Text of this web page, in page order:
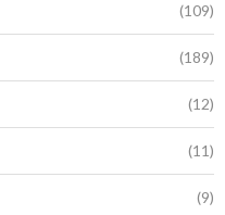
(109)
(189)
(12)
(11)
(9)